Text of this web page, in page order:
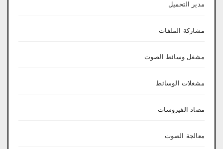
مدير التحميل
مشاركة الملفات
مشغل وسائط الصوت
مشغلات الوسائط
مضاد الفيروسات
معالجة الصوت